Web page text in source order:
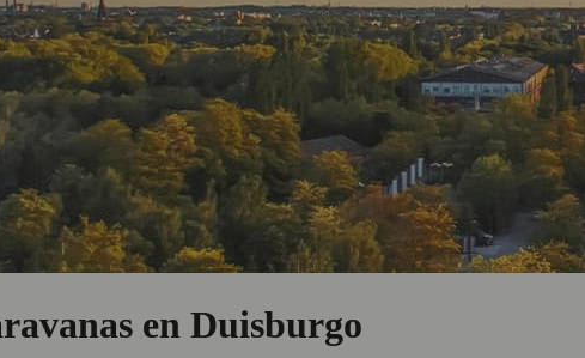
en Duisburgo